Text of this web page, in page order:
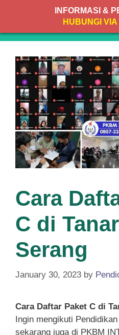
content
Cara
C di
Serang
January 30, 2023 by
Cara Daftar Paket C di
Ingin mengikuti
sekarang juga di PKBM
INFORMASI &
HUBUNGI